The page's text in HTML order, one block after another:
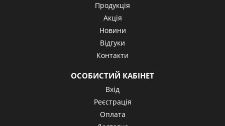
Продукція
Акція
Новини
Відгуки
Контакти
ОСОБИСТИЙ КАБІНЕТ
Вхід
Реєстрація
Оплата